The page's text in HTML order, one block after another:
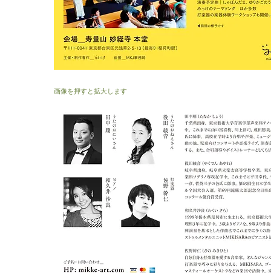
画像を押すと拡大します